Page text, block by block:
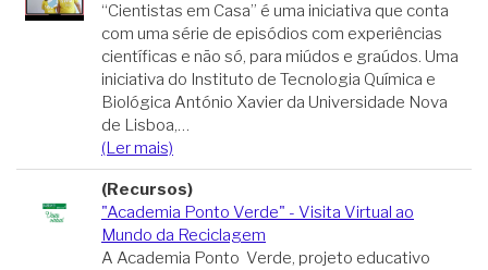
“Cientistas em Casa” é uma iniciativa que conta
com uma série de episódios com experiências
científicas e não só, para miúdos e graúdos. Uma
iniciativa do Instituto de Tecnologia Química e
Biológica António Xavier da Universidade Nova
de Lisboa,…
(Ler mais)
(Recursos)
"Academia Ponto Verde" - Visita Virtual ao
Mundo da Reciclagem
A Academia Ponto Verde, projeto educativo